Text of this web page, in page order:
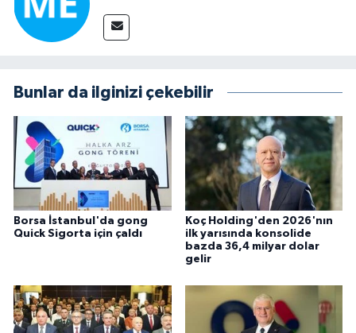
Bunlar da ilginizi çekebilir
Borsa İstanbul'da gong
Quick Sigorta için çaldı
Koç Holding'den 2026'nın
ilk yarısında konsolide
bazda 36,4 milyar dolar
gelir